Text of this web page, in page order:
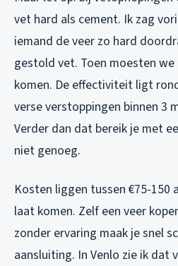
vet hard als cement. Ik zag
iemand de veer zo hard
gestold vet. Toen moesten
komen. De effectiviteit ligt
verse verstoppingen binnen 3
Verder dan dat bereik je met
niet genoeg.
Kosten liggen tussen €75-150
laat komen. Zelf een veer
zonder ervaring maak je snel
aansluiting. In Venlo zie ik dat